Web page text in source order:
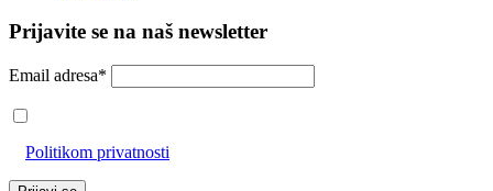
Prijavite se na naš newsletter
Email adresa*
Politikom privatnosti